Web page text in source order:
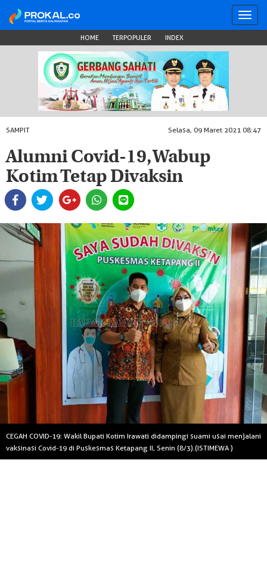
HOME TERPOPULER INDEX
SAMPIT Selasa, 09 Maret 2021 08:47
Alumni Covid-19, Wabup
Kotim Tetap Divaksin
CEGAH COVID-19: Wakil Bupati Kotim Irawati didampingi suami usai menjalani
vaksinasi Covid-19 di Puskesmas Ketapang II, Senin (8/3).(ISTIMEWA )